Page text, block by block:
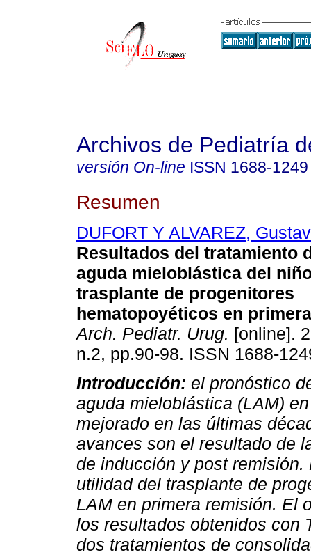
Archivos de Pediatría
versión On-line ISSN 1688-1249
Resumen
DUFORT Y ALVAREZ,
Resultados del tratamiento
aguda mieloblástica del
trasplante de progenitores
hematopoyéticos en
Arch. Pediatr. Urug. [online].
n.2, pp.90-98. ISSN 1688-
Introducción: el pronóstico
aguda mieloblástica (LAM)
mejorado en las últimas
avances son el resultado de
de inducción y post
utilidad del trasplante de
LAM en primera remisión. El
los resultados obtenidos con
dos tratamientos de